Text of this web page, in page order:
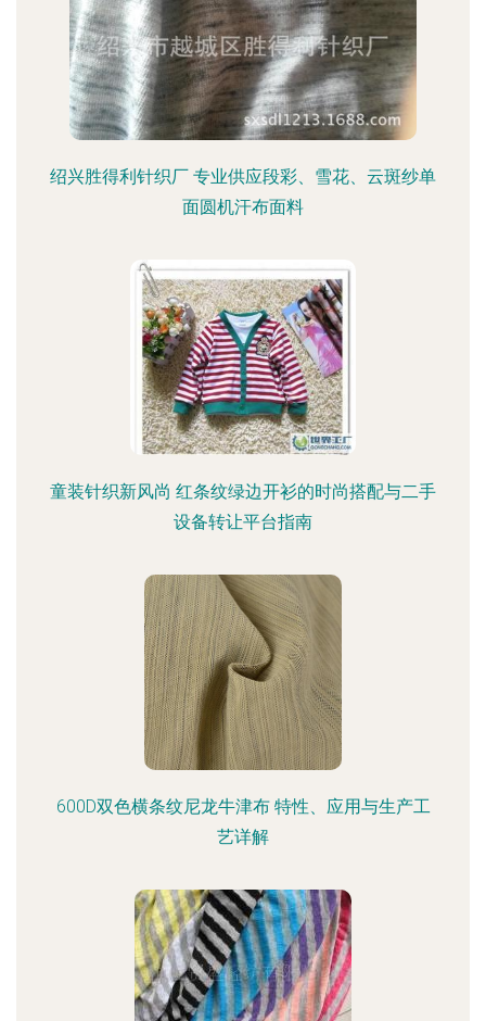
绍兴胜得利针织厂 专业供应段彩、雪花、云斑纱单
面圆机汗布面料
童装针织新风尚 红条纹绿边开衫的时尚搭配与二手
设备转让平台指南
600D双色横条纹尼龙牛津布 特性、应用与生产工
艺详解